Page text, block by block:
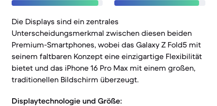
Die Displays sind ein zentrales
Unterscheidungsmerkmal zwischen diesen beiden
Premium-Smartphones, wobei das Galaxy Z Fold5 mit
seinem faltbaren Konzept eine einzigartige Flexibilität
bietet und das iPhone 16 Pro Max mit einem großen,
traditionellen Bildschirm überzeugt.
Displaytechnologie und Größe: